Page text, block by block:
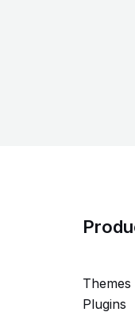
Themes
Plugins